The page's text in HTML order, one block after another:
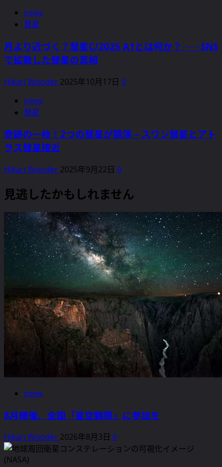
news
彗星
月より近づく？彗星C/2025 A1とは何か？──SNS
で拡散した彗星の真相
Hikari Wooder 2025年10月17日 0
news
彗星
奇跡の一枚！2つの彗星が競演 – スワン彗星とアト
ラス彗星接近
Hikari Wooder 2025年9月22日 0
見逃したかもしれません
news
8月開催、全国「星空観察」に参加を
Hikari Wooder 2026年8月3日 0